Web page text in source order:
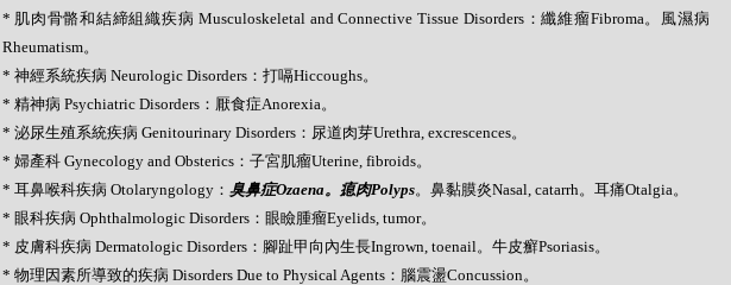
* 肌肉骨骼和結締組織疾病 Musculoskeletal and Connective Tissue Disorders：纖維瘤Fibroma。風濕病
Rheumatism。
* 神經系統疾病 Neurologic Disorders：打嗝Hiccoughs。
* 精神病 Psychiatric Disorders：厭食症Anorexia。
* 泌尿生殖系統疾病 Genitourinary Disorders：尿道肉芽Urethra, excrescences。
* 婦產科 Gynecology and Obsterics：子宮肌瘤Uterine, fibroids。
* 耳鼻喉科疾病 Otolaryngology： 臭鼻症Ozaena。瘜肉Polyps。鼻黏膜炎Nasal, catarrh。耳痛Otalgia。
* 眼科疾病 Ophthalmologic Disorders：眼瞼腫瘤Eyelids, tumor。
* 皮膚科疾病 Dermatologic Disorders：腳趾甲向內生長Ingrown, toenail。牛皮癬Psoriasis。
* 物理因素所導致的疾病 Disorders Due to Physical Agents：腦震盪Concussion。